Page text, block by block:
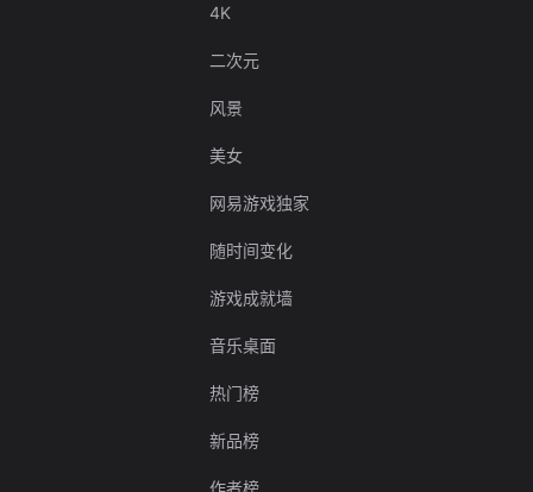
4K
二次元
风景
美女
网易游戏独家
随时间变化
游戏成就墙
音乐桌面
热门榜
新品榜
作者榜